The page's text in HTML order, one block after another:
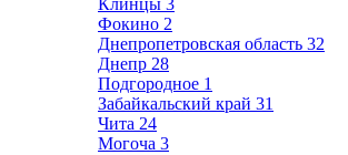
Клинцы 3
Фокино 2
Днепропетровская область 32
Днепр 28
Подгородное 1
Забайкальский край 31
Чита 24
Могоча 3